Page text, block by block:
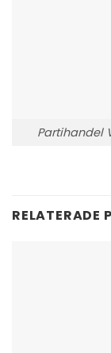
Partihandel
RELATERADE